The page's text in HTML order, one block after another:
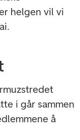
helgen vil vi
i går sammen
å